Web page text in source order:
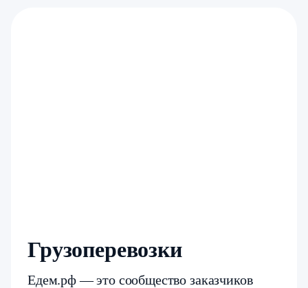
Грузоперевозки
Едем.рф — это сообщество заказчиков